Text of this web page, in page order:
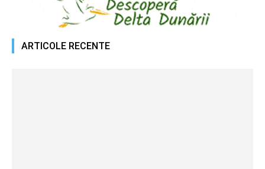
ARTICOLE RECENTE